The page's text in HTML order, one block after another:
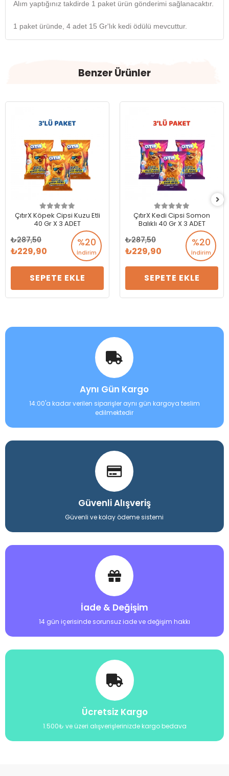
Alım yaptığınız takdirde 1 paket ürün gönderimi sağlanacaktır.
1 paket üründe, 4 adet 15 Gr'lık kedi ödülü mevcuttur.
Benzer Ürünler
ÇıtırX Köpek Cipsi Kuzu Etli
40 Gr X 3 ADET
%20
İndirim
287,50
229,90
SEPETE EKLE
ÇıtırX Kedi Cipsi Somon
Balıklı 40 Gr X 3 ADET
%20
İndirim
287,50
229,90
SEPETE EKLE
Aynı Gün Kargo
14:00'a kadar verilen siparişler aynı gün kargoya teslim
edilmektedir
Güvenli Alışveriş
Güvenli ve kolay ödeme sistemi
İade & Değişim
14 gün içerisinde sorunsuz iade ve değişim hakkı
Ücretsiz Kargo
1.500₺ ve üzeri alışverişlerinizde kargo bedava